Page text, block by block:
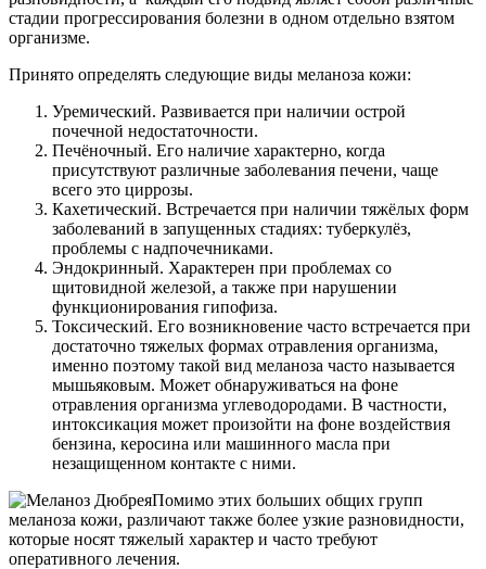
стадии прогрессирования болезни в одном отдельно взятом
организме.
Принято определять следующие виды меланоза кожи:
Уремический. Развивается при наличии острой
почечной недостаточности.
Печёночный. Его наличие характерно, когда
присутствуют различные заболевания печени, чаще
всего это циррозы.
Кахетический. Встречается при наличии тяжёлых форм
заболеваний в запущенных стадиях: туберкулёз,
проблемы с надпочечниками.
Эндокринный. Характерен при проблемах со
щитовидной железой, а также при нарушении
функционирования гипофиза.
Токсический. Его возникновение часто встречается при
достаточно тяжелых формах отравления организма,
именно поэтому такой вид меланоза часто называется
мышьяковым. Может обнаруживаться на фоне
отравления организма углеводородами. В частности,
интоксикация может произойти на фоне воздействия
бензина, керосина или машинного масла при
незащищенном контакте с ними.
Помимо этих больших общих групп
меланоза кожи, различают также более узкие разновидности,
которые носят тяжелый характер и часто требуют
оперативного лечения.